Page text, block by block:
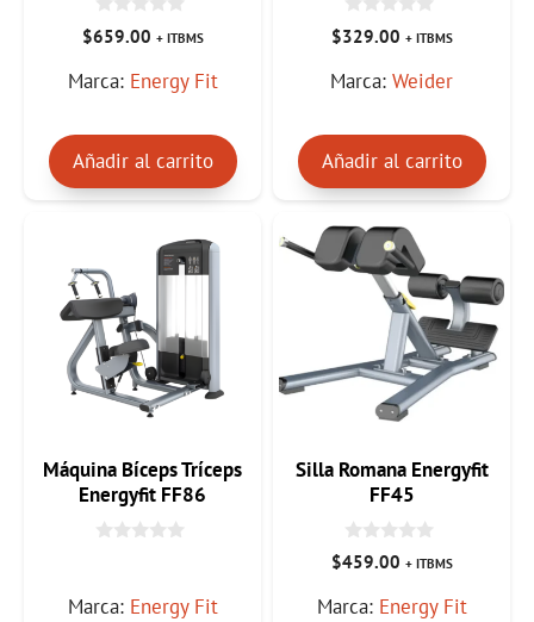
0
d
5
$659.00 + ITBMS
Marca: Energy Fit
Añadir al carrito
0
d
5
$329.00 + ITBMS
Marca: Weider
Añadir al carrito
Máquina Bíceps Tríceps
Energyfit FF86
5
Marca: Energy Fit
Silla Romana Energyfit
FF45
0
d
5
$459.00 + ITBMS
Marca: Energy Fit